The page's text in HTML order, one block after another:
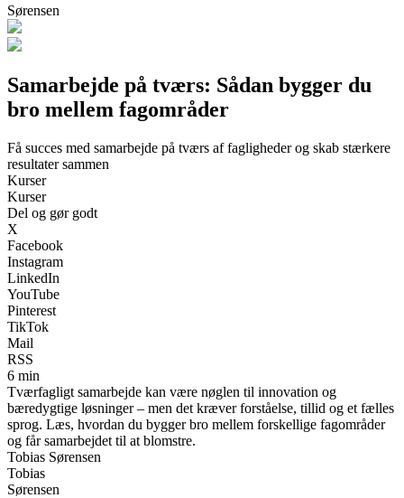
Sørensen
Samarbejde på tværs: Sådan bygger du
bro mellem fagområder
Få succes med samarbejde på tværs af fagligheder og skab stærkere
resultater sammen
Kurser
Kurser
Del og gør godt
X
Facebook
Instagram
LinkedIn
YouTube
Pinterest
TikTok
Mail
RSS
6 min
Tværfagligt samarbejde kan være nøglen til innovation og
bæredygtige løsninger – men det kræver forståelse, tillid og et fælles
sprog. Læs, hvordan du bygger bro mellem forskellige fagområder
og får samarbejdet til at blomstre.
Tobias Sørensen
Tobias
Sørensen